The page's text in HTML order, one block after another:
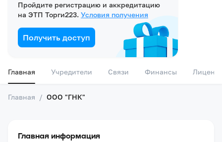
Пройдите регистрацию и аккредитацию
на ЭТП Торги223. Условия получения
Получить доступ
Главная Учредители Связи Финансы
Главная / ООО "ГНК"
Главная информация